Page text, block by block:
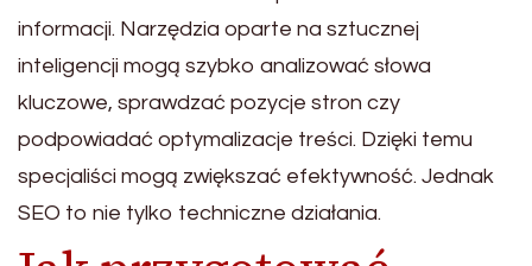
informacji. Narzędzia oparte na sztucznej
inteligencji mogą szybko analizować słowa
kluczowe, sprawdzać pozycje stron czy
podpowiadać optymalizacje treści. Dzięki temu
specjaliści mogą zwiększać efektywność. Jednak
SEO to nie tylko techniczne działania.